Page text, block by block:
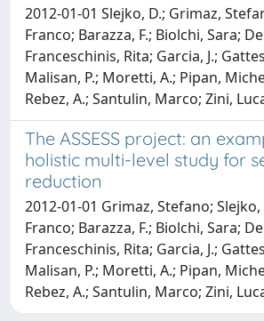
2012-01-01 Slejko, D.; Grimaz,
Franco; Barazza, F.; Biolchi, Sara;
Franceschinis, Rita; Garcia, J.;
Malisan, P.; Moretti, A.; Pipan,
Rebez, A.; Santulin, Marco; Zini,
The ASSESS project: an
holistic multi-level study for
reduction
2012-01-01 Grimaz, Stefano; Slejko,
Franco; Barazza, F.; Biolchi, Sara;
Franceschinis, Rita; Garcia, J.;
Malisan, P.; Moretti, A.; Pipan,
Rebez, A.; Santulin, Marco; Zini,